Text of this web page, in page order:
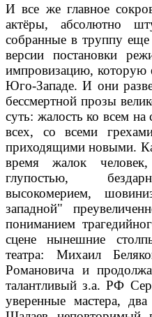
И все же главное
актёры, абсолютно
собранные в труппу
версии постановки
импровизацию, которую
Юго-Западе. И они
бессмертной прозы
суть: жалость ко всем
всех, со всеми
приходящими новыми.
время жалок
глупостью,
высокомерием,
западной"
пониманием
сцене нынешние
театра: Михаил
Романовича и
талантливый з.а. РФ
уверенные мастера,